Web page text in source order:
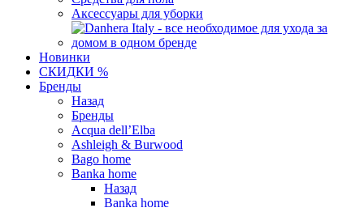
Аксессуары для уборки
Новинки
СКИДКИ %
Бренды
Назад
Бренды
Acqua dell’Elba
Ashleigh & Burwood
Bago home
Banka home
Назад
Banka home